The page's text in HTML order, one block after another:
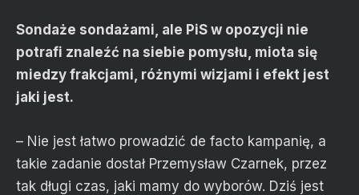
Sondaże sondażami, ale PiS w opozycji nie
potrafi znaleźć na siebie pomysłu, miota się
miedzy frakcjami, różnymi wizjami i efekt jest
jaki jest.
– Nie jest łatwo prowadzić de facto kampanię, a
takie zadanie dostał Przemysław Czarnek, przez
tak długi czas, jaki mamy do wyborów. Dziś jest